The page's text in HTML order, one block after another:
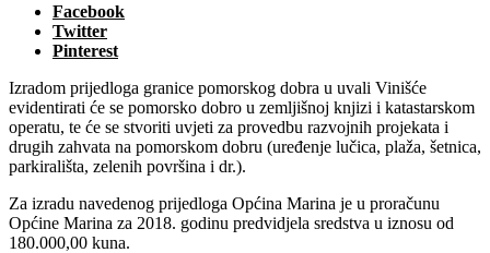
Facebook
Twitter
Pinterest
Izradom prijedloga granice pomorskog dobra u uvali Vinišće
evidentirati će se pomorsko dobro u zemljišnoj knjizi i katastarskom
operatu, te će se stvoriti uvjeti za provedbu razvojnih projekata i
drugih zahvata na pomorskom dobru (uređenje lučica, plaža, šetnica,
parkirališta, zelenih površina i dr.).
Za izradu navedenog prijedloga Općina Marina je u proračunu
Općine Marina za 2018. godinu predvidjela sredstva u iznosu od
180.000,00 kuna.